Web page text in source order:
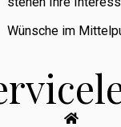
Wünsche im